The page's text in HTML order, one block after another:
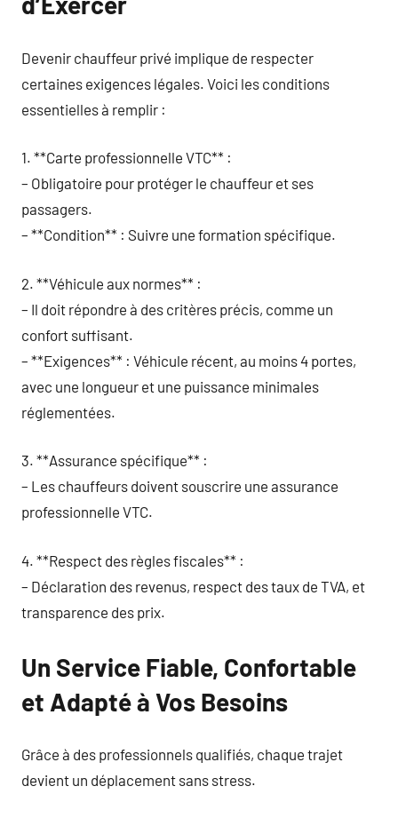
Devenir chauffeur privé implique de respecter
certaines exigences légales. Voici les conditions
essentielles à remplir :
1. **Carte professionnelle VTC** :
– Obligatoire pour protéger le chauffeur et ses
passagers.
– **Condition** : Suivre une formation spécifique.
2. **Véhicule aux normes** :
– Il doit répondre à des critères précis, comme un
confort suffisant.
– **Exigences** : Véhicule récent, au moins 4 portes,
avec une longueur et une puissance minimales
réglementées.
3. **Assurance spécifique** :
– Les chauffeurs doivent souscrire une assurance
professionnelle VTC.
4. **Respect des règles fiscales** :
– Déclaration des revenus, respect des taux de TVA, et
transparence des prix.
Un Service Fiable, Confortable
et Adapté à Vos Besoins
Grâce à des professionnels qualifiés, chaque trajet
devient un déplacement sans stress.